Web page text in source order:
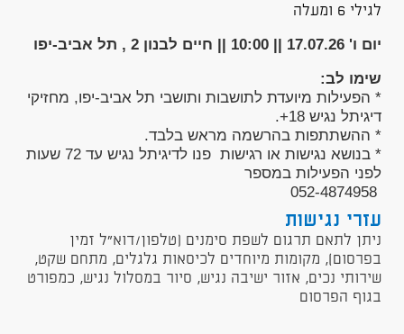
לגילי 6 ומעלה
יום ו' 17.07.26 || 10:00 || חיים לבנון 2 , תל אביב-יפו
שימו לב:
* הפעילות מיועדת לתושבות ותושבי תל אביב-יפו, מחזיקי
דיגיתל נגיש 18+.
* ההשתתפות בהרשמה מראש בלבד.
* בנושא נגישות או רגישות פנו לדיגיתל נגיש עד 72 שעות
לפני הפעילות במספר
עזרי נגישות
ניתן לתאם תרגום לשפת סימנים (טלפון/דוא"ל זמין
בפרסום), מקומות מיוחדים לכיסאות גלגלים, מתחם שקט,
שירותי נכים, אזור ישיבה נגיש, סיור במסלול נגיש, כמפורט
בגוף הפרסום